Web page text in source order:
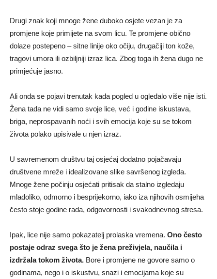
Drugi znak koji mnoge žene duboko osjete vezan je za
promjene koje primijete na svom licu. Te promjene obično
dolaze postepeno – sitne linije oko očiju, drugačiji ton kože,
tragovi umora ili ozbiljniji izraz lica. Zbog toga ih žena dugo ne
primjećuje jasno.
Ali onda se pojavi trenutak kada pogled u ogledalo više nije isti.
Žena tada ne vidi samo svoje lice, već i godine iskustava,
briga, neprospavanih noći i svih emocija koje su se tokom
života polako upisivale u njen izraz.
U savremenom društvu taj osjećaj dodatno pojačavaju
društvene mreže i idealizovane slike savršenog izgleda.
Mnoge žene počinju osjećati pritisak da stalno izgledaju
mladoliko, odmorno i besprijekorno, iako iza njihovih osmijeha
često stoje godine rada, odgovornosti i svakodnevnog stresa.
Ipak, lice nije samo pokazatelj prolaska vremena. Ono često
postaje odraz svega što je žena preživjela, naučila i
izdržala tokom života. Bore i promjene ne govore samo o
godinama, nego i o iskustvu, snazi i emocijama koje su